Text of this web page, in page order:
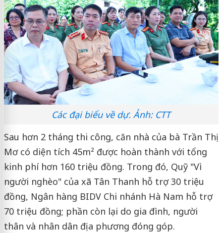
Các đại biểu về dự. Ảnh: CTT
Sau hơn 2 tháng thi công, căn nhà của bà Trần Thị
Mơ có diện tích 45m² được hoàn thành với tổng
kinh phí hơn 160 triệu đồng. Trong đó, Quỹ "Vì
người nghèo" của xã Tân Thanh hỗ trợ 30 triệu
đồng, Ngân hàng BIDV Chi nhánh Hà Nam hỗ trợ
70 triệu đồng; phần còn lại do gia đình, người
thân và nhân dân địa phương đóng góp.